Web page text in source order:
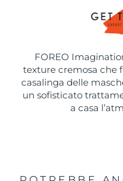
FOREO
texture cremosa che
casalinga delle
un sofisticato
a casa